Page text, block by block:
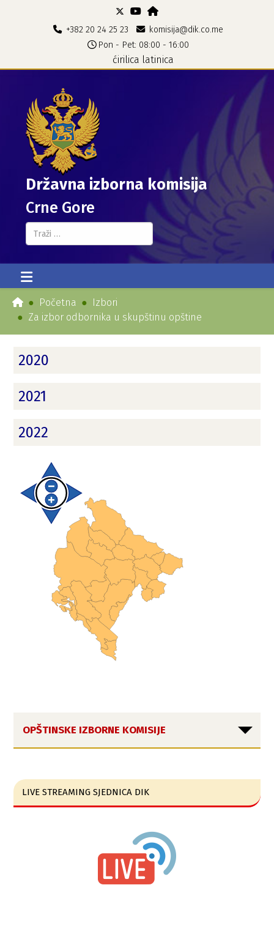
+382 20 24 25 23
komisija@dik.co.me
Pon - Pet: 08:00 - 16:00
ćirilica latinica
Državna izborna komisija
Crne Gore
Pretraga...
Početna
Izbori
Za izbor odbornika u skupštinu opštine
2020
2021
2022
OPŠTINSKE IZBORNE KOMISIJE
LIVE STREAMING SJEDNICA DIK